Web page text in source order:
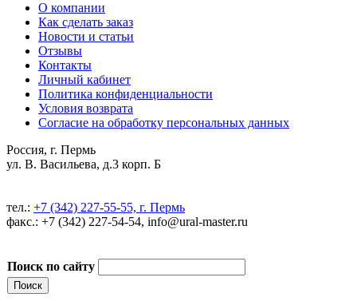
О компании
Как сделать заказ
Новости и статьи
Отзывы
Контакты
Личный кабинет
Политика конфиденциальности
Условия возврата
Согласие на обработку персональных данных
Россия, г. Пермь
ул. В. Васильева, д.3 корп. Б
тел.: +7 (342) 227-55-55, г. Пермь
факс.: +7 (342) 227-54-54, info@ural-master.ru
Поиск по сайту